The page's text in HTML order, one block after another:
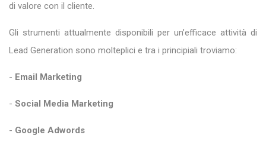
di valore con il cliente.
Gli strumenti attualmente disponibili per un’efficace attività di
Lead Generation sono molteplici e tra i principiali troviamo:
- Email Marketing
- Social Media Marketing
- Google Adwords